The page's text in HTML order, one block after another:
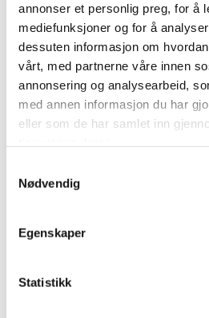
annonser et personlig preg, for å
mediefunksjoner og for å
dessuten informasjon om
vårt, med partnerne våre innen
annonsering og analysearbeid,
med annen informasjon du har
eller som de har samlet inn
Nødvendig
Egenskaper
Statistikk
Relaterte produkter